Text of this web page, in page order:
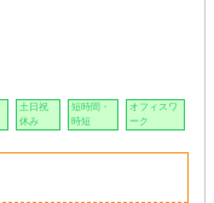
土日祝
休み
短時間・
時短
オフィスワ
ーク